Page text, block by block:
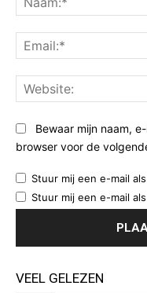
Bewaar mijn naam,
browser voor de
Stuur mij een e-mail
Stuur mij een e-mail
VEEL GELEZEN